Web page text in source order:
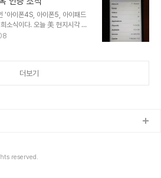
재한 저가형 아이패드가 출시될
mini 2 will feature better
we think its AP will have
A7X. But we now
'아이폰4S, 아이폰5, 아이패드
소식이다. 오늘 美 현지시각 오
개발자이자 해커 wincom 이
계정으로 iOS 6.1.3 탈옥에 관
더보기
reserved.